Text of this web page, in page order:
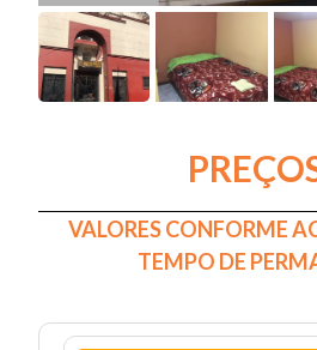
VALORES CONFORME
TEMPO DE